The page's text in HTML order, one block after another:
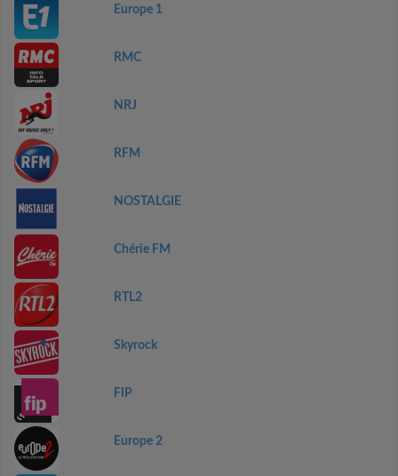
Europe 1
RMC
NRJ
RFM
NOSTALGIE
Chérie FM
RTL2
Skyrock
FIP
Europe 2